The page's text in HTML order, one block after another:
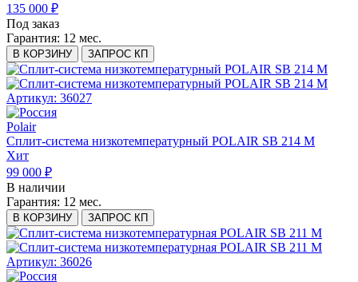
135 000 ₽
Под заказ
Гарантия: 12 мес.
В КОРЗИНУ ЗАПРОС КП
Артикул: 36027
Polair
Сплит-система низкотемпературный POLAIR SB 214 M
Хит
99 000 ₽
В наличии
Гарантия: 12 мес.
В КОРЗИНУ ЗАПРОС КП
Артикул: 36026